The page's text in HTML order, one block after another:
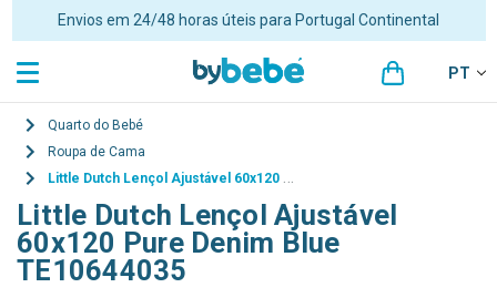
Envios em 24/48 horas úteis para Portugal Continental
PT
Quarto do Bebé
Roupa de Cama
Little Dutch Lençol Ajustável 60x120 Pure Denim Blue TE10644035
Little Dutch Lençol Ajustável
60x120 Pure Denim Blue
TE10644035